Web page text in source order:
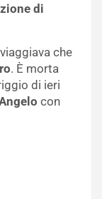
di
che
. È morta
di ieri
con